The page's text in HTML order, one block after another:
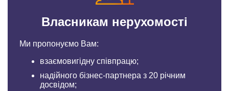
Власникам нерухомості
Ми пропонуємо Вам:
взаємовигідну співпрацю;
надійного бізнес-партнера з 20 річним
досвідом;